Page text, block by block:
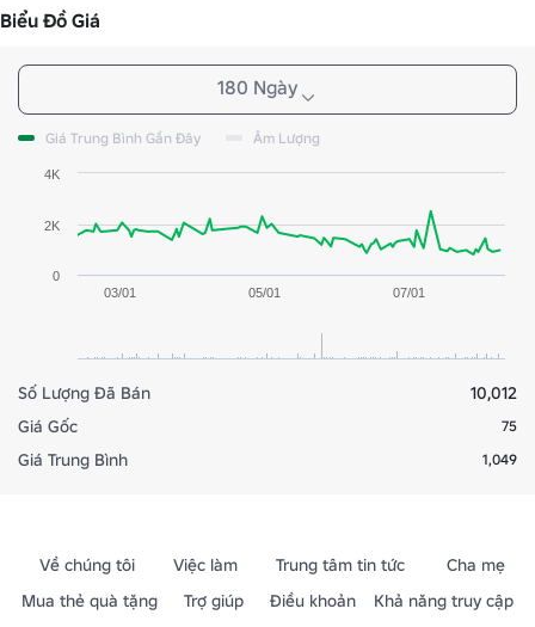
Biểu Đồ Giá
180 Ngày
Giá Trung Bình Gần Đây Âm Lượng
03/01 05/01 07/01
0
2K
4K
Số Lượng Đã Bán
10,012
Giá Gốc
75
Giá Trung Bình 1,049
Về chúng tôi Việc làm Trung tâm tin tức
Cha mẹ
Mua thẻ quà tặng
Trợ giúp Điều khoản
Khả năng truy cập